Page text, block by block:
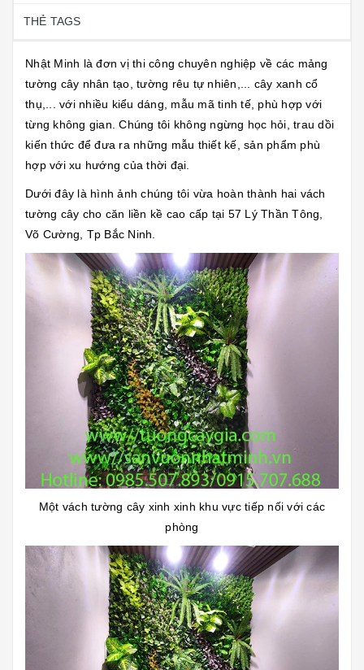
THẺ TAGS
Nhật Minh là đơn vị thi công chuyên nghiệp về các mảng
tường cây nhân tạo, tường rêu tự nhiên,... cây xanh cổ
thụ,... với nhiều kiểu dáng, mẫu mã tinh tế, phù hợp với
từng không gian. Chúng tôi không ngừng học hỏi, trau dồi
kiến thức để đưa ra những mẫu thiết kế, sản phẩm phù
hợp với xu hướng của thời đại.
Dưới đây là hình ảnh chúng tôi vừa hoàn thành hai vách
tường cây cho căn liền kề cao cấp tại 57 Lý Thần Tông,
Võ Cường, Tp Bắc Ninh.
Một vách tường cây xinh xinh khu vực tiếp nối với các
phòng